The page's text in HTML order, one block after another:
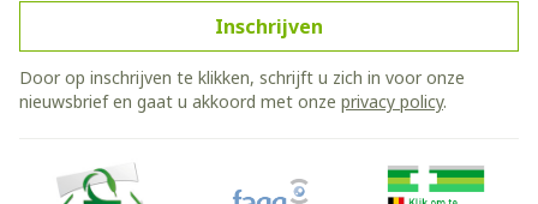
Inschrijven
Door op inschrijven te klikken, schrijft u zich in voor onze
nieuwsbrief en gaat u akkoord met onze privacy policy.